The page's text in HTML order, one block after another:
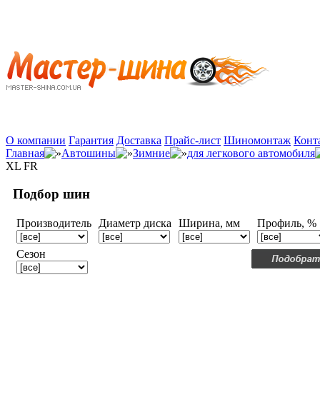
О компании Гарантия Доставка Прайс-лист Шиномонтаж
Главная
Автошины Зимние
для легкового автомобиля
XL FR
Подбор шин
Производитель Диаметр диска Ширина, мм Профиль, %
Сезон